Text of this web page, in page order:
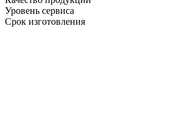
Уровень сервиса
Срок изготовления